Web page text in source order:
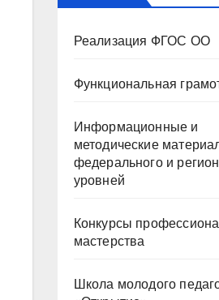
Реализация ФГОС ОО
Функциональная
Информационные и
методические
федерального и
уровней
Конкурсы
мастерства
Школа молодого